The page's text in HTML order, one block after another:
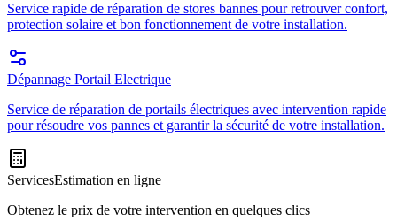
Service rapide de réparation de stores bannes pour retrouver confort,
protection solaire et bon fonctionnement de votre installation.
Dépannage Portail Electrique
Service de réparation de portails électriques avec intervention rapide
pour résoudre vos pannes et garantir la sécurité de votre installation.
ServicesEstimation en ligne
Obtenez le prix de votre intervention en quelques clics